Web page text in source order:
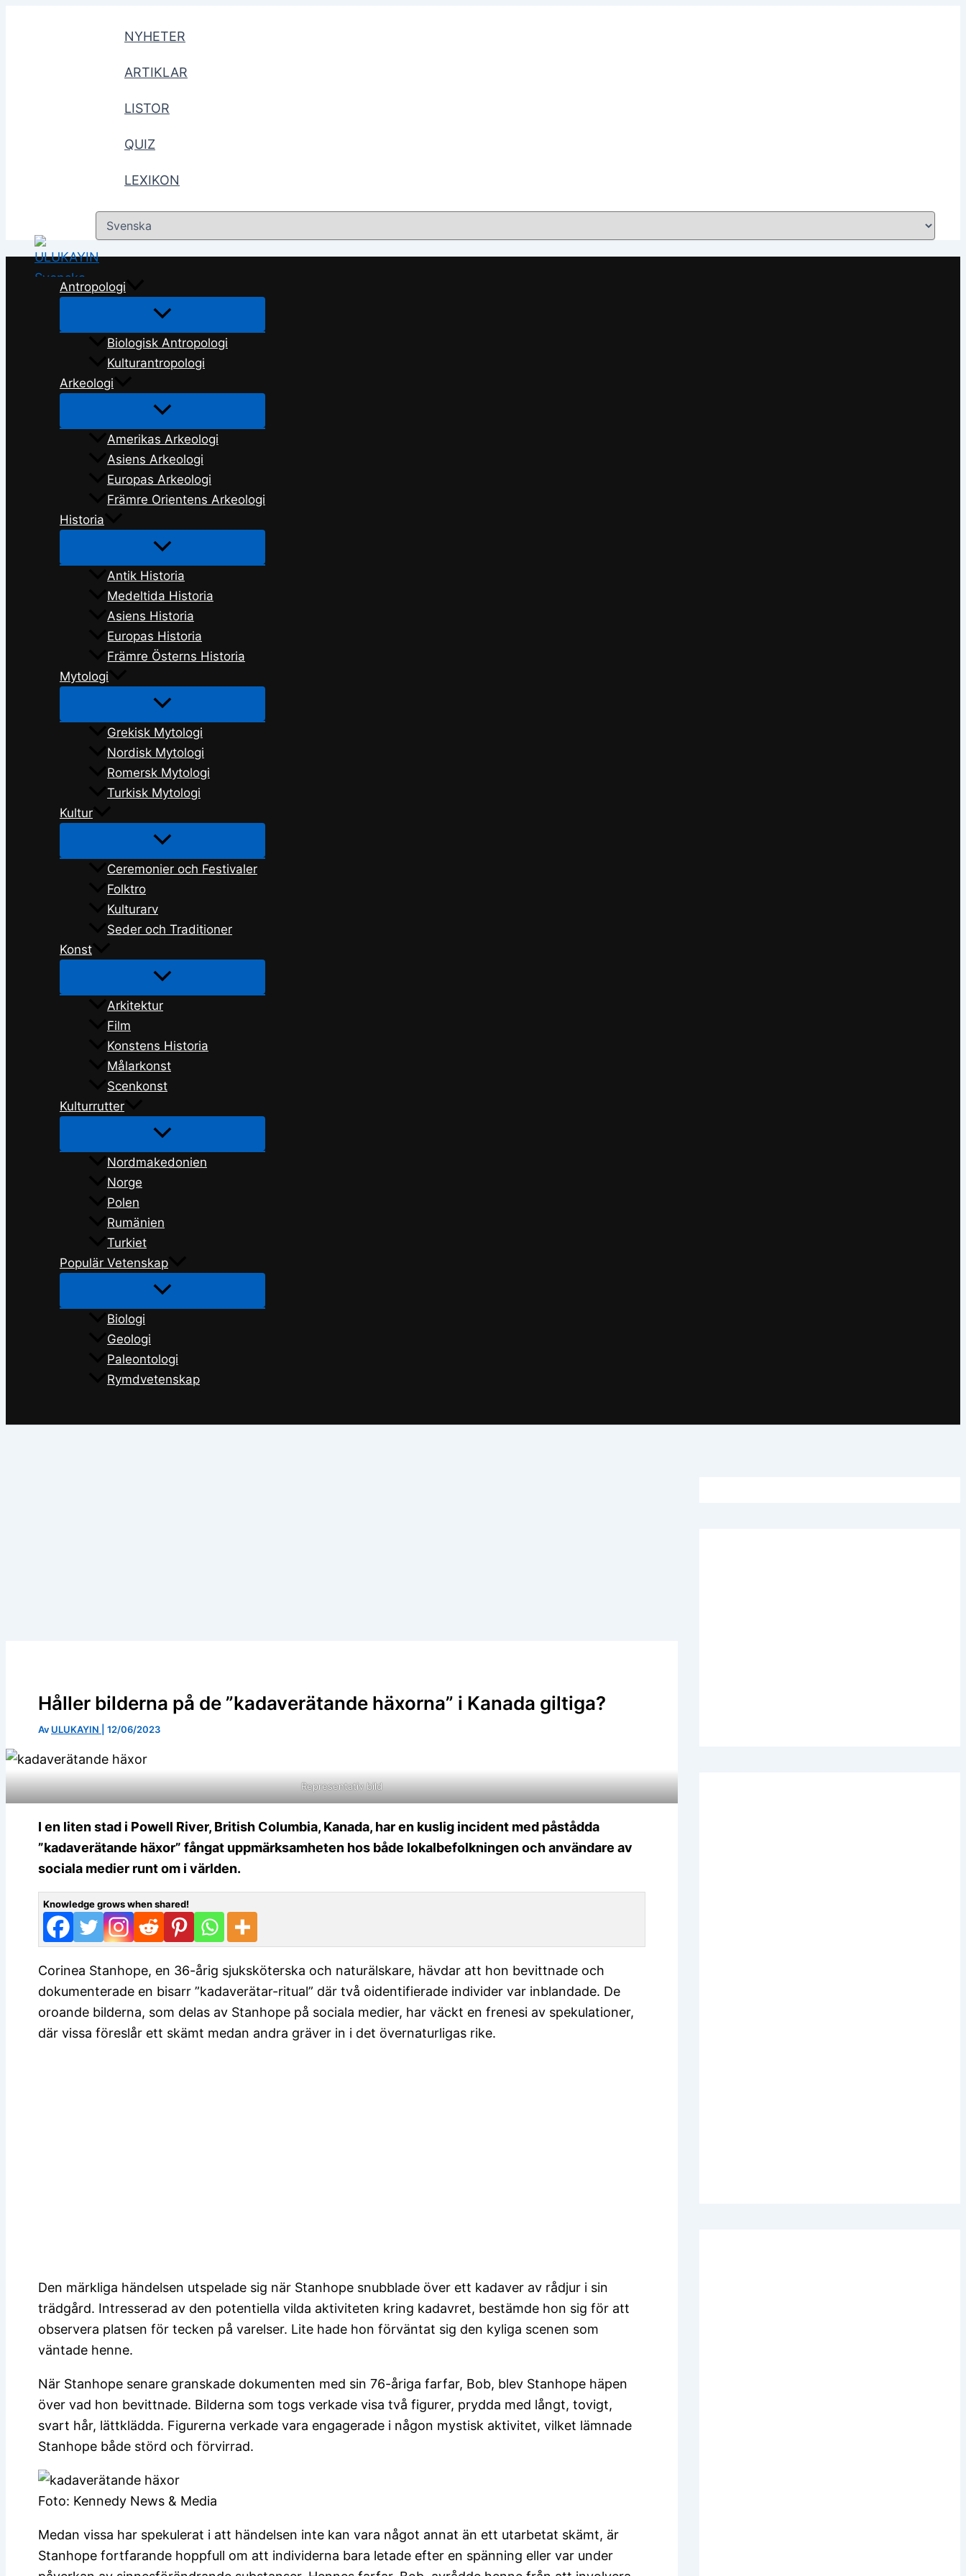
NYHETER
ARTIKLAR
LISTOR
QUIZ
LEXIKON
Välj
ett
Antropologi
Biologisk Antropologi
Kulturantropologi
Arkeologi
Amerikas Arkeologi
Asiens Arkeologi
Europas Arkeologi
Främre Orientens Arkeologi
Historia
Antik Historia
Medeltida Historia
Asiens Historia
Europas Historia
Främre Österns Historia
Mytologi
Grekisk Mytologi
Nordisk Mytologi
Romersk Mytologi
Turkisk Mytologi
Kultur
Ceremonier och Festivaler
Folktro
Kulturarv
Seder och Traditioner
Konst
Arkitektur
Film
Konstens Historia
Målarkonst
Scenkonst
Kulturrutter
Nordmakedonien
Norge
Polen
Rumänien
Turkiet
Populär Vetenskap
Biologi
Geologi
Paleontologi
Rymdvetenskap
Håller bilderna på de ”kadaverätande häxorna” i Kanada giltiga?
Av ULUKAYIN 12/06/2023
Representativ bild
I en liten stad i Powell River, British Columbia, Kanada, har en kuslig incident med påstådda
”kadaverätande häxor” fångat uppmärksamheten hos både lokalbefolkningen och användare av
sociala medier runt om i världen.
Knowledge grows when shared!
Corinea Stanhope, en 36-årig sjuksköterska och naturälskare, hävdar att hon bevittnade och
dokumenterade en bisarr ”kadaverätar-ritual” där två oidentifierade individer var inblandade. De
oroande bilderna, som delas av Stanhope på sociala medier, har väckt en frenesi av spekulationer,
där vissa föreslår ett skämt medan andra gräver in i det övernaturligas rike.
Den märkliga händelsen utspelade sig när Stanhope snubblade över ett kadaver av rådjur i sin
trädgård. Intresserad av den potentiella vilda aktiviteten kring kadavret, bestämde hon sig för att
observera platsen för tecken på varelser. Lite hade hon förväntat sig den kyliga scenen som
väntade henne.
När Stanhope senare granskade dokumenten med sin 76-åriga farfar, Bob, blev Stanhope häpen
över vad hon bevittnade. Bilderna som togs verkade visa två figurer, prydda med långt, tovigt,
svart hår, lättklädda. Figurerna verkade vara engagerade i någon mystisk aktivitet, vilket lämnade
Stanhope både störd och förvirrad.
Foto: Kennedy News & Media
Medan vissa har spekulerat i att händelsen inte kan vara något annat än ett utarbetat skämt, är
Stanhope fortfarande hoppfull om att individerna bara letade efter en spänning eller var under